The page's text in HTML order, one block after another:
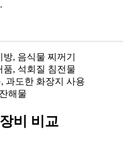
, 음식물 찌꺼기
품, 석회질 침전물
과도한 화장지 사용
해물
비 비교